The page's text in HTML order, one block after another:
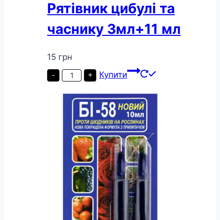
Рятівник цибулі та
часнику 3мл+11 мл
15 грн
-
Рятівник
цибулі
часнику
3мл+11
кількість
+ Купити